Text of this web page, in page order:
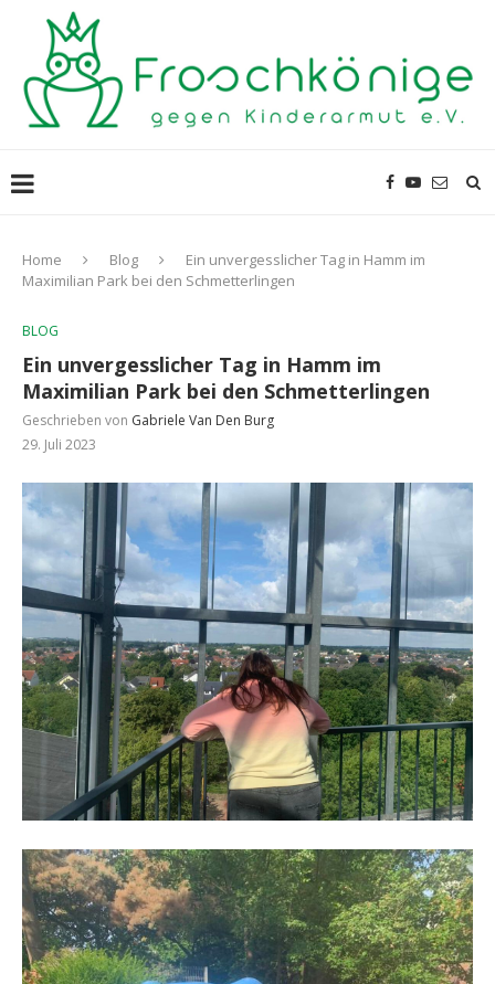
Home Blog
Ein unvergesslicher Tag in Hamm im
Maximilian Park bei den Schmetterlingen
BLOG
Ein unvergesslicher Tag in Hamm im
Maximilian Park bei den Schmetterlingen
Geschrieben von Gabriele Van Den Burg
29. Juli 2023